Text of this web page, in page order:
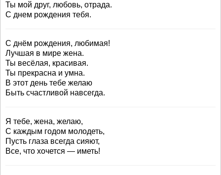
Ты мой друг, любовь, отрада.
С днем рождения тебя.
С днём рождения, любимая!
Лучшая в мире жена.
Ты весёлая, красивая.
Ты прекрасна и умна.
В этот день тебе желаю
Быть счастливой навсегда.
Я тебе, жена, желаю,
С каждым годом молодеть,
Пусть глаза всегда сияют,
Все, что хочется — иметь!